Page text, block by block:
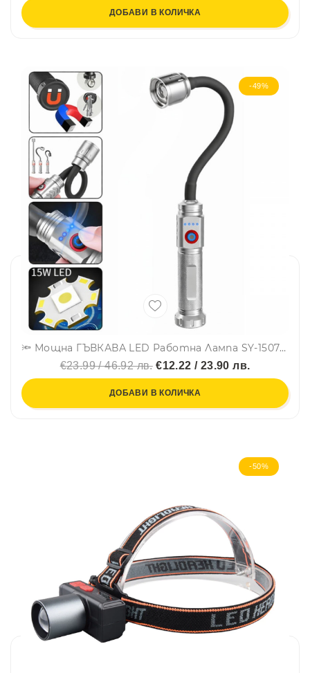
ДОБАВИ В КОЛИЧКА
-49%
🔦 Мощна ГЪВКАВА LED Работна Лампа SY-1507 за труднодостъпни места, с три режима и силен магнит за закрепване
€23.99 / 46.92 лв.€12.22 / 23.90 лв.
ДОБАВИ В КОЛИЧКА
-50%